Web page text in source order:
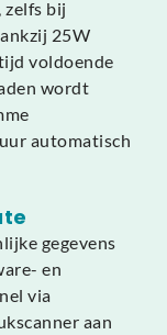
zelfs bij
25W
voldoende
wordt
automatisch
gegevens
en
via
aan